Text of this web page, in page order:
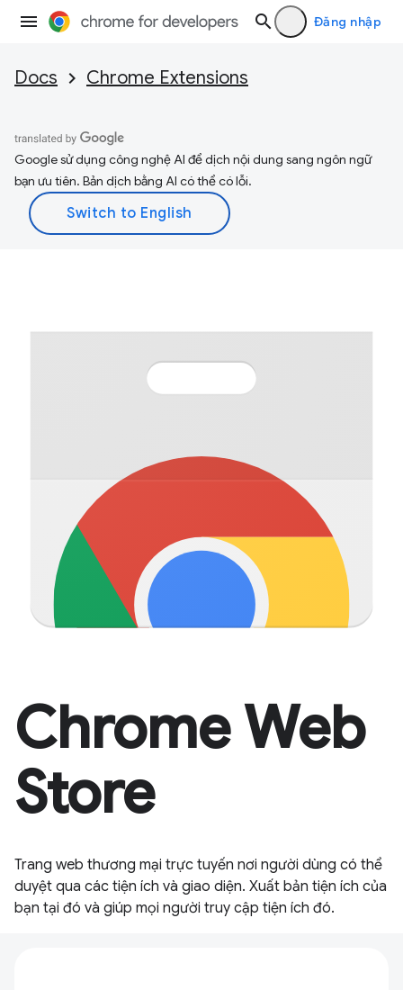
Đăng nhập
Docs Chrome Extensions
Google sử dụng công nghệ AI để dịch nội dung sang ngôn ngữ
bạn ưu tiên. Bản dịch bằng AI có thể có lỗi.
Chrome Web
Store
Trang web thương mại trực tuyến nơi người dùng có thể
duyệt qua các tiện ích và giao diện. Xuất bản tiện ích của
bạn tại đó và giúp mọi người truy cập tiện ích đó.